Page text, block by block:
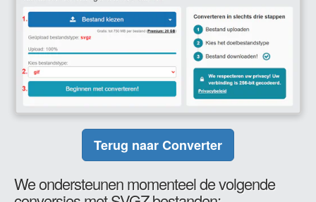
Terug naar Converter
We ondersteunen momenteel de volgende